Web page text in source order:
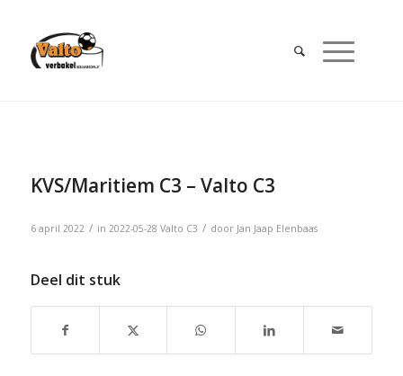
KVS/Maritiem C3 – Valto C3
6 april 2022 / in 2022-05-28 Valto C3 / door Jan Jaap Elenbaas
Deel dit stuk